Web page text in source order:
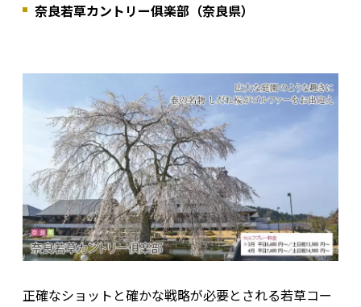
奈良若草カントリー俱楽部（奈良県）
正確なショットと確かな戦略が必要とされる若草コー